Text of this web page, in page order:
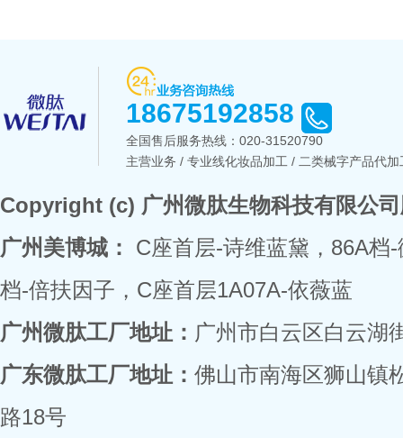
18675192858
全国售后服务热线： 020-31520790
主营业务 / 专业线化妆品加工 / 二类械字产品代
Copyright (c) 广州微肽生物科技有限公
广州美博城：
C座首层-诗维蓝黛，86A档
档-倍扶因子，C座首层1A07A-依薇蓝
广州微肽工厂地址： 广州市白云区白云湖
广东微肽工厂地址： 佛山市南海区狮山镇
路18号